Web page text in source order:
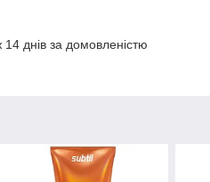
днів за домовленістю